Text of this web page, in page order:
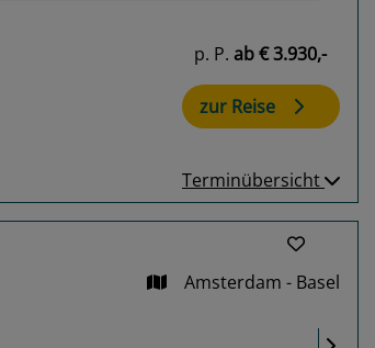
p. P. ab€ 3.930,-
zur Reise
Terminübersicht
Amsterdam - Basel